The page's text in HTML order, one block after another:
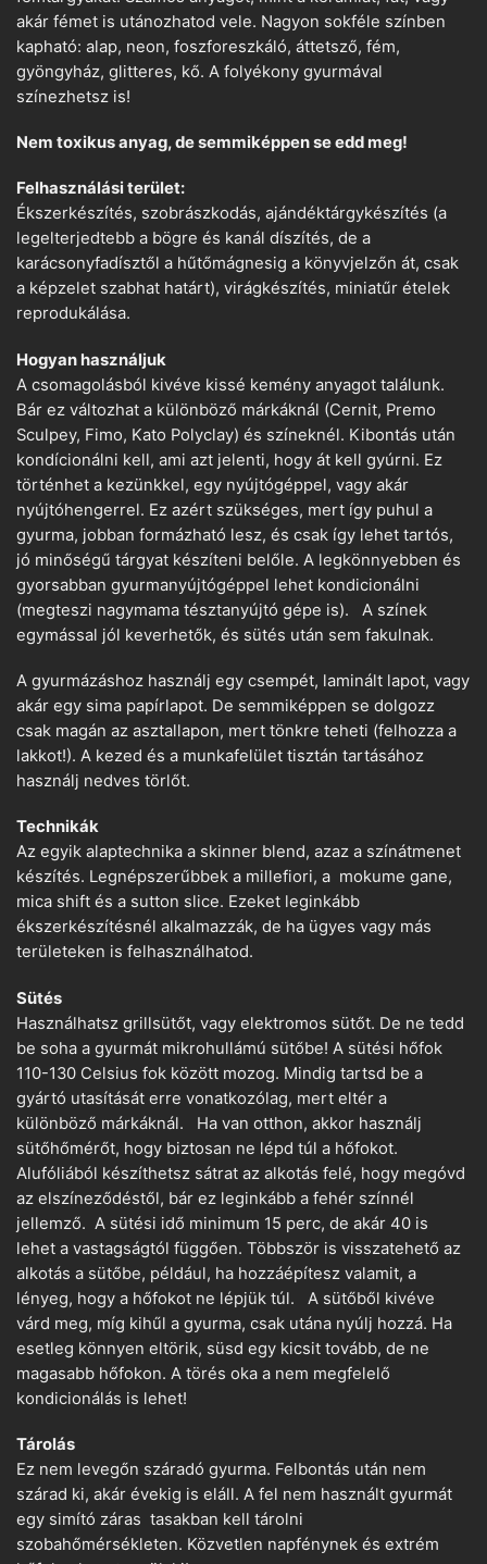
akár fémet is utánozhatod vele. Nagyon sokféle színben
kapható: alap, neon, foszforeszkáló, áttetsző, fém,
gyöngyház, glitteres, kő. A folyékony gyurmával
színezhetsz is!
Nem toxikus anyag, de semmiképpen se edd meg!
Felhasználási terület:
Ékszerkészítés, szobrászkodás, ajándéktárgykészítés (a
legelterjedtebb a bögre és kanál díszítés, de a
karácsonyfadísztől a hűtőmágnesig a könyvjelzőn át, csak
a képzelet szabhat határt), virágkészítés, miniatűr ételek
reprodukálása.
Hogyan használjuk
A csomagolásból kivéve kissé kemény anyagot találunk.
Bár ez változhat a különböző márkáknál (Cernit, Premo
Sculpey, Fimo, Kato Polyclay) és színeknél. Kibontás után
kondícionálni kell, ami azt jelenti, hogy át kell gyúrni. Ez
történhet a kezünkkel, egy nyújtógéppel, vagy akár
nyújtóhengerrel. Ez azért szükséges, mert így puhul a
gyurma, jobban formázható lesz, és csak így lehet tartós,
jó minőségű tárgyat készíteni belőle. A legkönnyebben és
gyorsabban gyurmanyújtógéppel lehet kondicionálni
(megteszi nagymama tésztanyújtó gépe is). A színek
egymással jól keverhetők, és sütés után sem fakulnak.
A gyurmázáshoz használj egy csempét, laminált lapot, vagy
akár egy sima papírlapot. De semmiképpen se dolgozz
csak magán az asztallapon, mert tönkre teheti (felhozza a
lakkot!). A kezed és a munkafelület tisztán tartásához
használj nedves törlőt.
Technikák
Az egyik alaptechnika a skinner blend, azaz a színátmenet
készítés. Legnépszerűbbek a millefiori, a mokume gane,
mica shift és a sutton slice. Ezeket leginkább
ékszerkészítésnél alkalmazzák, de ha ügyes vagy más
területeken is felhasználhatod.
Sütés
Használhatsz grillsütőt, vagy elektromos sütőt. De ne tedd
be soha a gyurmát mikrohullámú sütőbe! A sütési hőfok
110-130 Celsius fok között mozog. Mindig tartsd be a
gyártó utasítását erre vonatkozólag, mert eltér a
különböző márkáknál. Ha van otthon, akkor használj
sütőhőmérőt, hogy biztosan ne lépd túl a hőfokot.
Alufóliából készíthetsz sátrat az alkotás felé, hogy megóvd
az elszíneződéstől, bár ez leginkább a fehér színnél
jellemző. A sütési idő minimum 15 perc, de akár 40 is
lehet a vastagságtól függően. Többször is visszatehető az
alkotás a sütőbe, például, ha hozzáépítesz valamit, a
lényeg, hogy a hőfokot ne lépjük túl. A sütőből kivéve
várd meg, míg kihűl a gyurma, csak utána nyúlj hozzá. Ha
esetleg könnyen eltörik, süsd egy kicsit tovább, de ne
magasabb hőfokon. A törés oka a nem megfelelő
kondicionálás is lehet!
Tárolás
Ez nem levegőn száradó gyurma. Felbontás után nem
szárad ki, akár évekig is eláll. A fel nem használt gyurmát
egy simító záras tasakban kell tárolni
szobahőmérsékleten. Közvetlen napfénynek és extrém